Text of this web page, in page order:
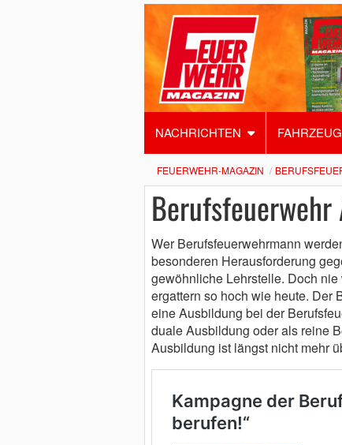
NACHRICHTEN
FEUERWEHR-MAGAZIN
Wer Berufsfeuerwehrmann
besonderen Herausforderung
gewöhnliche Lehrstelle. Doch
ergattern so hoch wie heute. Der
eine Ausbildung bei der
duale Ausbildung oder als reine
Ausbildung ist längst nicht mehr